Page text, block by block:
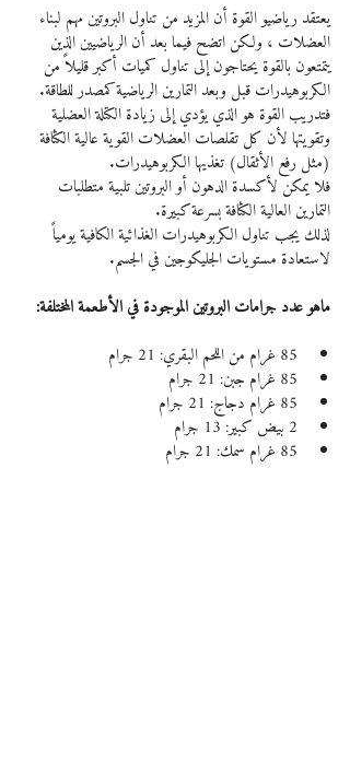
يعتقد رياضيو القوة أن المزيد من تناول البروتين مهم لبناء
العضلات ، ولكن اتضح فيما بعد أن الرياضيين الذين
يتمتعون بالقوة يحتاجون إلى تناول كميات أكبر قليلاً من
الكربوهيدرات قبل وبعد التمارين الرياضية كمصدر للطاقة.
فتدريب القوة هو الذي يؤدي إلى زيادة الكتلة العضلية
وتقويتها لأن كل تقلصات العضلات القوية عالية الكثافة
(مثل رفع الأثقال) تغذيها الكربوهيدرات.
فلا يمكن لأكسدة الدهون أو البروتين تلبية متطلبات
التمارين العالية الكثافة بسرعة كبيرة.
لذلك يجب تناول الكربوهيدرات الغذائية الكافية يومياً
لاستعادة مستويات الجليكوجين في الجسم.
ماهو عدد جرامات البروتين الموجودة في الأطعمة المختلفة:
85 غرام من اللحم البقري: 21 جرام
85 غرام جبن: 21 جرام
85 غرام دجاج: 21 جرام
2 بيض كبير: 13 جرام
85 غرام سمك: 21 جرام